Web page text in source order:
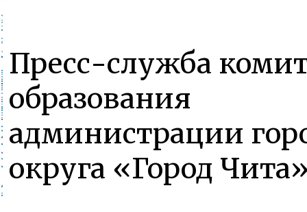
Пресс-служба
образования
администрации
округа «Город